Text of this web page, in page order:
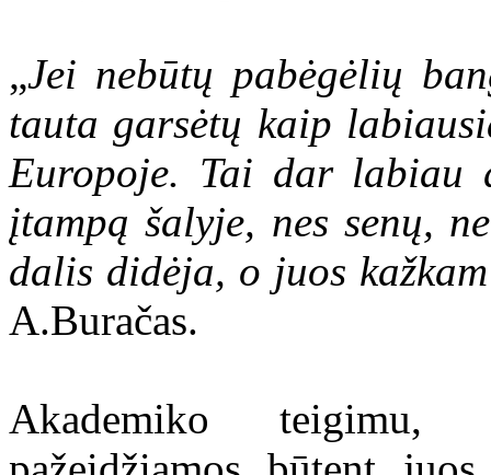
„Jei nebūtų pabėgėlių
tauta garsėtų kaip
Europoje. Tai dar
įtampą šalyje, nes senų,
dalis didėja, o juos
A.Buračas.
Akademiko teigimu,